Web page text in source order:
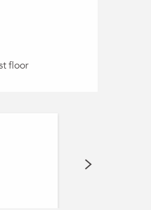
floor
Rather than
Ibiza, Mustang,